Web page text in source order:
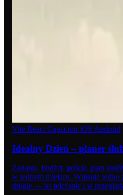
Vite React CapacitoriOS Android
Idealny Dzień – planer
Zadania, budżet, goście, plan
w jednym miejscu. Wpisuje jedno
drugie — na telefonie i w